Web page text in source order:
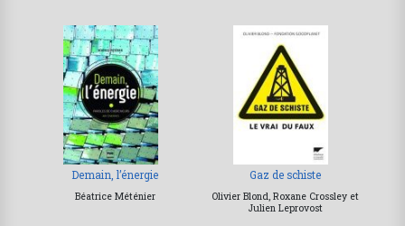
Demain, l’énergie
Béatrice Méténier
Gaz de schiste
Olivier Blond, Roxane Crossley et
Julien Leprovost